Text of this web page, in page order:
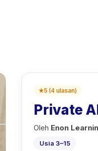
★5 (4 ulasan)
Private
Oleh Enon
Usia 3–15